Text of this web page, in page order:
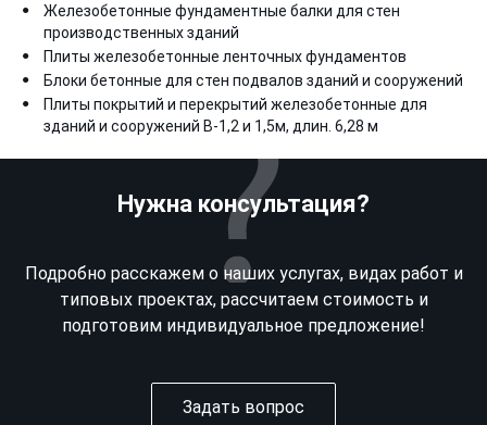
Железобетонные фундаментные балки для стен
производственных зданий
Плиты железобетонные ленточных фундаментов
Блоки бетонные для стен подвалов зданий и сооружений
Плиты покрытий и перекрытий железобетонные для
зданий и сооружений В-1,2 и 1,5м, длин. 6,28 м
Нужна консультация?
Подробно расскажем о наших услугах, видах работ и
типовых проектах, рассчитаем стоимость и
подготовим индивидуальное предложение!
Задать вопрос